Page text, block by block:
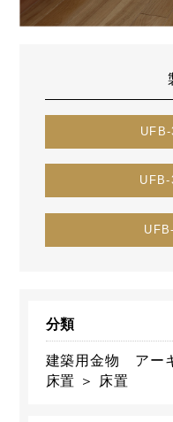
UFB-
分類
建築用金物 アー
床置 ＞ 床置